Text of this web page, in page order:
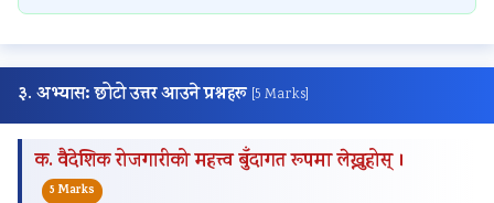
३. अभ्यास: छोटो उत्तर आउने प्रश्नहरू [5 Marks]
क. वैदेशिक रोजगारीको महत्त्व बुँदागत रूपमा लेख्नुहोस् ।
5 Marks